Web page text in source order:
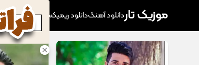
موزیک تاردانلود آهنگدانلود ریمیکس آهنگ پرطرفدار